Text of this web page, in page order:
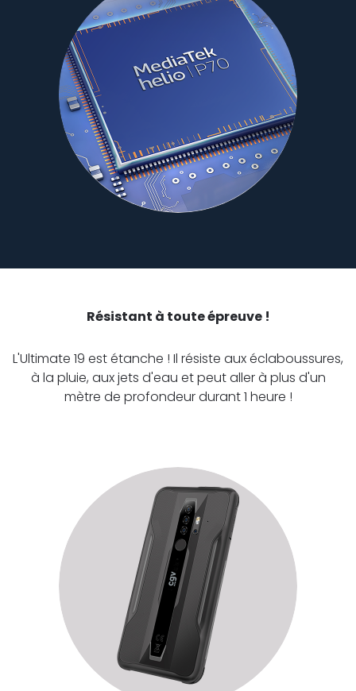
Résistant à toute épreuve !
L'Ultimate 19 est étanche ! Il résiste aux éclaboussures,
à la pluie, aux jets d'eau et peut aller à plus d'un
mètre de profondeur durant 1 heure !